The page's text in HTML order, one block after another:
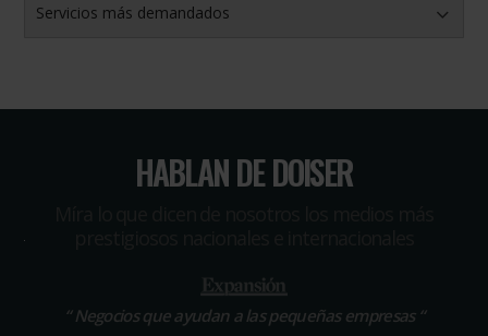
Servicios más demandados
HABLAN DE DOISER
“Negocios que ayudan a las pequeñas empresas “